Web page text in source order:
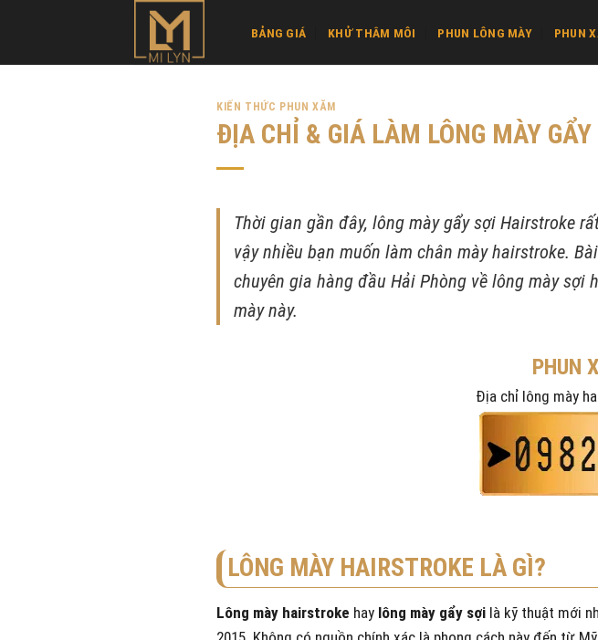
content
BẢNG GIÁ KHỬ THÂM MÔI PHUN LÔNG MÀY PHUN
KIẾN THỨC PHUN XĂM
ĐỊA CHỈ & GIÁ LÀM LÔNG MÀY
Thời gian gần đây, lông mày gẩy sợi Hairstroke
vậy nhiều bạn muốn làm chân mày hairstroke.
chuyên gia hàng đầu Hải Phòng về lông mày
mày này.
PHUN
Địa chỉ lông mày
LÔNG MÀY HAIRSTROKE LÀ GÌ?
Lông mày hairstroke hay lông mày gẩy sợi là kỹ thuật mới